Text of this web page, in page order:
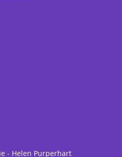
- Helen Purperhart